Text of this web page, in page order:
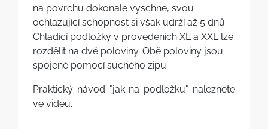
na povrchu dokonale vyschne, svou
ochlazující schopnost si však udrží až 5 dnů.
Chladící podložky v provedeních XL a XXL lze
rozdělit na dvě poloviny. Obě poloviny jsou
spojené pomocí suchého zipu.
Praktický návod "jak na podložku" naleznete
ve videu.